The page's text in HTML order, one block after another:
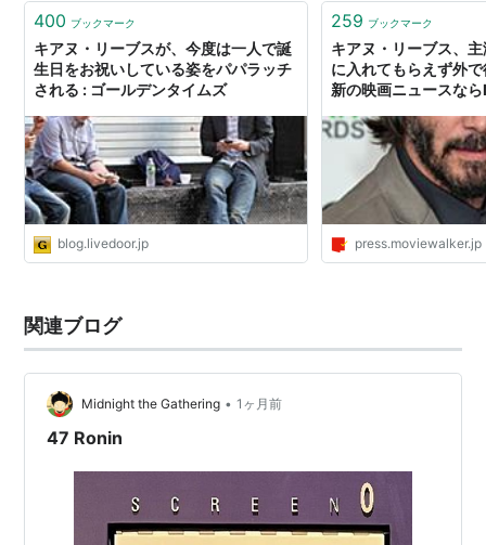
400 ブックマーク
キアヌ・リーブスが、今度は一人で誕
生日をお祝いしている姿をパパラッチ
される : ゴールデンタイムズ
blog.livedoor.jp
259 ブックマーク
キアヌ・リーブス、
に入れてもらえず外
新の映画ニュースな
press.moviewalker.jp
関連ブログ
Midnight the Gathering • 1ヶ月前
47 Ronin